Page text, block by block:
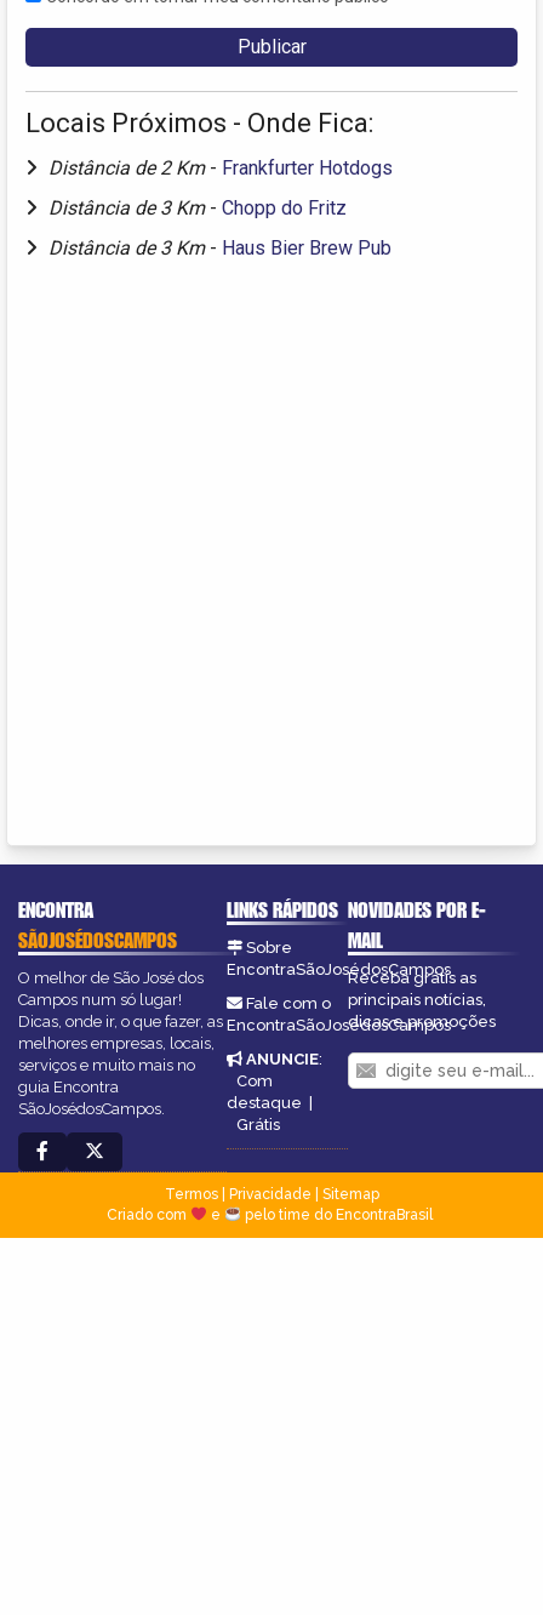
Locais Próximos - Onde Fica:
Distância de 2 Km - Frankfurter Hotdogs
Distância de 3 Km - Chopp do Fritz
Distância de 3 Km - Haus Bier Brew Pub
ENCONTRA
SÃOJOSÉDOSCAMPOS
O melhor de São José dos
Campos num só lugar!
Dicas, onde ir, o que fazer, as
melhores empresas, locais,
serviços e muito mais no
guia Encontra
SãoJosédosCampos.
LINKS RÁPIDOS
Sobre
EncontraSãoJosédosCampos
Fale com o
EncontraSãoJosédosCampos
ANUNCIE:
Com
destaque
Grátis
NOVIDADES POR E-
MAIL
Receba grátis as
principais notícias,
dicas e promoções
Termos| Privacidade
Sitemap
Criado com
e pelo time do EncontraBrasil